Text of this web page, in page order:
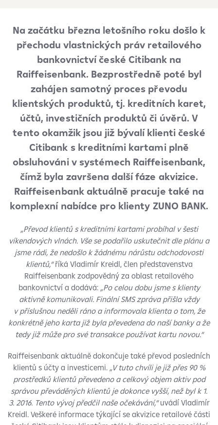
Na začátku března letošního roku došlo k
přechodu vlastnických práv retailového
bankovnictví české Citibank na
Raiffeisenbank. Bezprostředně poté byl
zahájen samotný proces převodu
klientských produktů, tj. kreditních karet,
účtů, investičních produktů či úvěrů. V
tento okamžik jsou již bývalí klienti české
Citibank s kreditními kartami plně
obsluhováni v systémech Raiffeisenbank,
čímž byla završena další fáze akvizice.
Raiffeisenbank aktuálně pracuje také na
komplexní nabídce pro klienty ZUNO BANK.
„Převod klientů s kreditními kartami probíhal v šesti
víkendových vlnách. Vše se podařilo uskutečnit dle plánu a
jsme rádi, že nedošlo k žádnému nárůstu odchodovosti
klientů,“říká Vladimír Kreidl, člen představenstva
Raiffeisenbank zodpovědný za oblast retailového
bankovnictví a dodává:„Po celou dobu jsme s klienty
aktivně komunikovali. Finální SMS zpráva přišla vždy
v příslušnou neděli ráno a informovala klienta o tom, že
konkrétně jeho karta již byla převedena do naší banky a že
tedy již může pro své transakce používat kartu novou.“
Raiffeisenbank aktuálně dokončuje také převod posledních
klientů s účty a investicemi. „V tuto chvíli je již přes 90 %
prostředků klientů převedeno a celkový objem aktiv pod
správou převáděných klientů je dokonce vyšší, než byl k 1.
3. 2016. Tento vývoj předčil naše očekávání,“uvádí Vladimír
Kreidl. Veškeré informace týkající se akvizice retailové části